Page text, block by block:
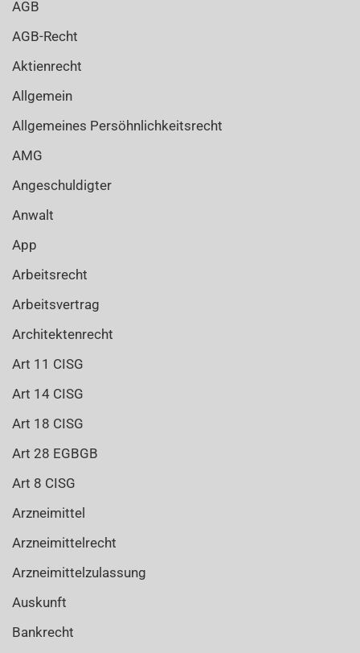
AGB
AGB-Recht
Aktienrecht
Allgemein
Allgemeines Persöhnlichkeitsrecht
AMG
Angeschuldigter
Anwalt
App
Arbeitsrecht
Arbeitsvertrag
Architektenrecht
Art 11 CISG
Art 14 CISG
Art 18 CISG
Art 28 EGBGB
Art 8 CISG
Arzneimittel
Arzneimittelrecht
Arzneimittelzulassung
Auskunft
Bankrecht